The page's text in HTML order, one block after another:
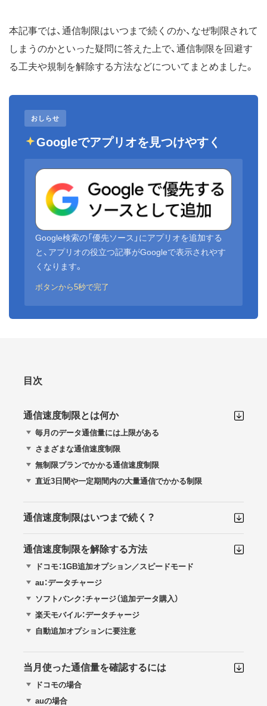
本記事では、通信制限はいつまで続くのか、なぜ制限されて
しまうのかといった疑問に答えた上で、通信制限を回避す
る工夫や規制を解除する方法などについてまとめました。
おしらせ
Googleでアプリオを見つけやすく
Google検索の「優先ソース」にアプリオを追加する
と、アプリオの役立つ記事がGoogleで表示されやす
くなります。
ボタンから5秒で完了
目次
通信速度制限とは何か
毎月のデータ通信量には上限がある
さまざまな通信速度制限
無制限プランでかかる通信速度制限
直近3日間や一定期間内の大量通信でかかる制限
通信速度制限はいつまで続く？
通信速度制限を解除する方法
ドコモ：1GB追加オプション／スピードモード
au：データチャージ
ソフトバンク：チャージ（追加データ購入）
楽天モバイル：データチャージ
自動追加オプションに要注意
当月使った通信量を確認するには
ドコモの場合
auの場合